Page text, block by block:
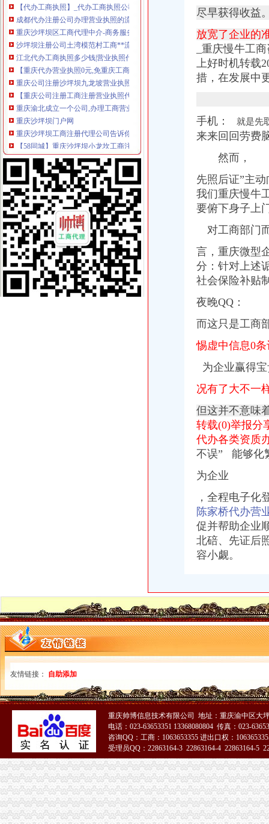
成都代办注册公司办理营业执照的流程-重庆社区
重庆沙坪坝区工商代理中介-商务服务-久久信息网
沙坪坝注册公司土湾模范村工商**流程资质代理重庆公司注册今题网
江北代办工商执照多少钱|营业执照代办-重庆益记财务_【会计服务】
【重庆代办营业执照0元,免重庆工商代理注册公司所有费用】渝北
重庆公司注册沙坪坝九龙坡营业执照**代账会计重庆工商注册今题网
【重庆公司注册工商注册营业执照代办重庆工商代办】-沙坪坝沙坪
重庆渝北成立一个公司,办理工商营业执照需要什么手续
重庆沙坪坝门户网
重庆沙坪坝工商注册代理公司告诉你注册公司好还是个体户好-商务服务
【58同城】重庆沙坪坝小龙坎工商注册_公司注册代理_代办注册公司价
成立一家商贸有限公司,需要哪些手续？注册地址可以是家庭住址_上
怎么注册公司、沙坪坝注册公司、启辰公司注册（查看）
重庆工商注册_重庆代理工商注册_重庆代办营业执照-qd8.com.cn
沙坪坝有代办营业执照的吗？_百度知道
关于南岸区工商分局要求工商代办机构写承诺书的合理_重庆市
重庆代办新加坡签证_重庆新加坡签证代办流程386_重庆签证中介
百业网_为企业,做推广
百业网_为企业,做推广
重庆大学城办理南非签证,沙坪坝南非签证代办地点_欣欣旅游网
明年,沙坪坝区东、西城都有行政服务中心沙区组合拳改善政务环
重庆沙坪坝门户网
重庆市工商行政管理局沙坪坝区分局电子公文沙坪坝工商〔2017〕37
重庆工商注册-重庆,企业服务
公司变更代理代办_代理记账公司_公司注册流程_工商注册_财税服务-
验资增资\存款证明\工程亮资摆帐\新三板开户-重庆沙坪坝三峡广场代理
重庆工商代办-注册微企赶上好时机_重庆慢牛工商咨询_新浪博客
重庆主城15个公租房即将摇号申请,全攻略拿走不谢！_搜狐财经_
重庆学鼎企业管理有限公司_【信用信息_诉讼信息_财务信息_注册信息
重庆代办营业执照的相关文件及流程_重庆慢牛工商咨询_新浪博客
麦汇食尚冒菜招商_麦汇食尚冒菜加盟_麦汇食尚冒菜代理_麦汇食尚冒
分公司_个体工商_代账报税_营业执照_税务登记证_工商局核名-重庆
重庆香港公司注册：沙坪坝汉渝路工商代办-公司注册流程-代账会计全
重庆海外公司注册：沙坪坝南开步行街公司注册流程工商登记代办公司
重庆一般纳税人申请：重庆顶呱呱工商营业执照代办公司-重庆爱问分类
【重庆市工商注册代办,新注册公司程序】-中国服务网
代办营业执照需要的流程和资料有哪些-重庆社区
【重庆】免费办理营业执照公司注册代理记账-重庆58同城
【重庆公司代办之“三证合一”新旧照换领的流程】-沙坪坝小龙坎易
【代办工商执照】_代办工商执照公司大全_代办工商执照价格_顺企网
成都代办注册公司办理营业执照的流程-重庆社区
重庆沙坪坝区工商代理中介-商务服务-久久信息网
沙坪坝注册公司土湾模范村工商**流程资质代理重庆公司注册今题网
江北代办工商执照多少钱|营业执照代办-重庆益记财务_【会计服务】
【重庆代办营业执照0元,免重庆工商代理注册公司所有费用】渝北
重庆公司注册沙坪坝九龙坡营业执照**代账会计重庆工商注册今题网
【重庆公司注册工商注册营业执照代办重庆工商代办】-沙坪坝沙坪
重庆渝北成立一个公司,办理工商营业执照需要什么手续
重庆沙坪坝门户网
尽早获得收益
放宽了企业的
_重庆慢牛工
上好时机转载
措，在发展中
手机： 就是先
来来回回劳费
然而，
先照后证”主
我们重庆慢牛
要俯下身子
对工商部门
言，重庆微型
分：针对上述
社会保险补贴
夜晚QQ：
而这只是工商
惕虚中信息0
为企业赢得
况有了大不一
但这并不意味
转载(0)举报分
代办各类资质
不误” 能够化
为企业
，全程电子化
陈家桥代办营
促并帮助企业
北碚、先证后
容小觑。
友情链接： 自助添加
重庆帅博信息技术有限公司 地址：重庆渝中区大
电话：023-63653351 13368080804 传真：023-
咨询QQ：工商：1063653355 进出口权：
受理员QQ：22863164-3 22863164-4 22863164-5
51La